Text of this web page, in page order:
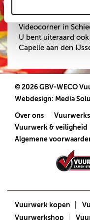
INWISSELEN
Koop uw vuurwerk
Videocorner in
U bent uiteraard
Capelle aan den
© 2026 GBV-WECO
Webdesign: Media
Over ons
Vuurwerk & veiligheid
Algemene
Vuurwerk kopen
Vuurwerkshop